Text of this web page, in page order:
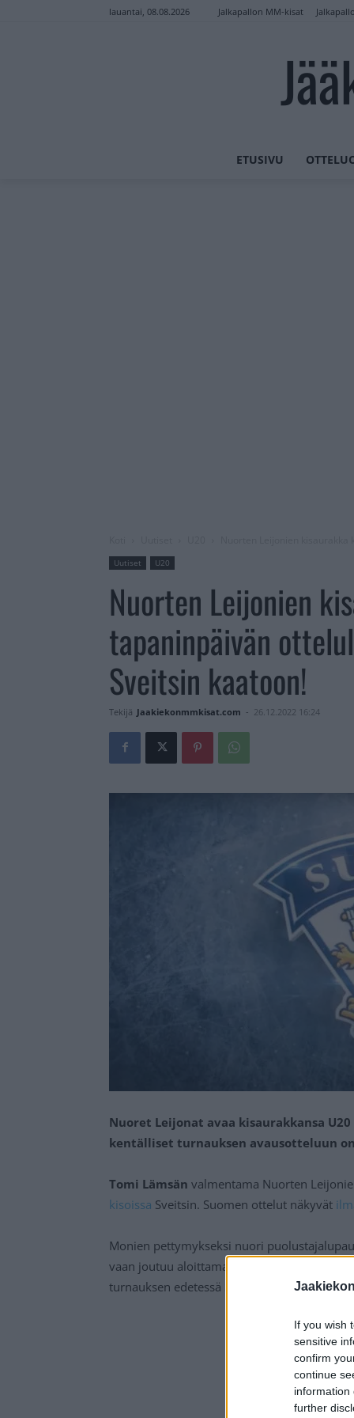
If you wish
sensitive
confirm
continue
information
further
lauantai, 08.08.2026 Jalkapallon MM-kisat
ETUSIVU
Uutiset U20
Nuorten Leijonien
tapaninpäivän
Sveitsin kaatoon!
Tekijä Jaakiekonmmkisat.com - 26.12.2022 16:24
Nuoret Leijonat avaa kisaurakkansa
kentälliset turnauksen avausotteluun
Tomi Lämsän valmentama Nuorten
kisoissa Sveitsin. Suomen ottelut näkyvät
Monien pettymykseksi nuori
vaan joutuu aloittamaan U20 MM-kisat
turnauksen edetessä Suomen